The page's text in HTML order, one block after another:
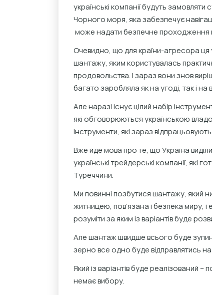
українські компанії будуть
Чорного моря, яка забезпечує
може надати безпечне проходження
Очевидно, що для країни-агресора ця
шантажу, яким користувалась
продовольства. І зараз вони знов
багато заробляла як на угоді, так і
Але наразі існує цілий набір
які обговорюються українською
інструменти, які зараз
Вже йде мова про те, що Україна
українські трейдерські компанії, які
Туреччини.
Ми повинні позбутися шантажу, який
житницею, пов’язана і безпека миру,
розуміти за яким із варіантів буде
Але шантаж швидше всього буде
зерно все одно буде відправлятись на
Який із варіантів буде реалізований
немає вибору.